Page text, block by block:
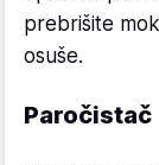
prebrišite
osuše.
Paročistač